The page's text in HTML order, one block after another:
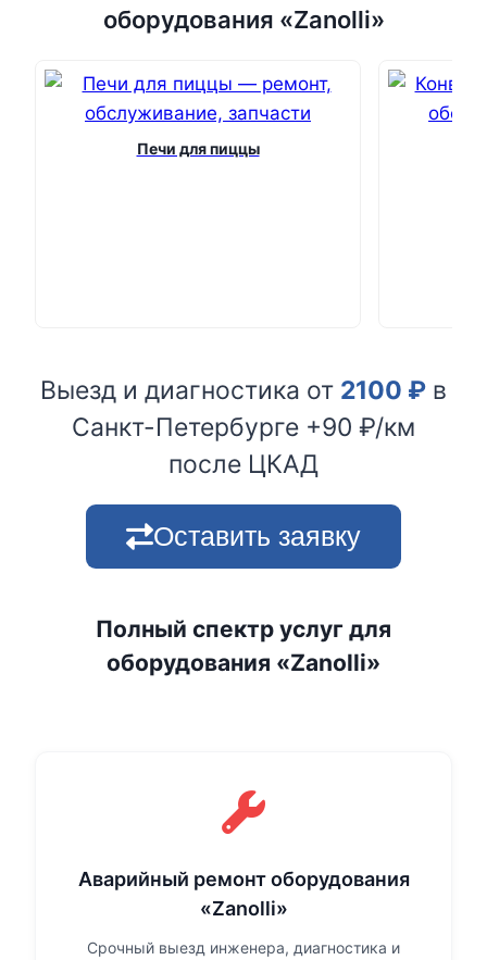
оборудования «Zanolli»
Печи для пиццы
Выезд и диагностика от 2100 ₽ в
Санкт-Петербурге +90 ₽/км
после ЦКАД
Оставить заявку
Полный спектр услуг для
оборудования «Zanolli»
Аварийный ремонт оборудования
«Zanolli»
Срочный выезд инженера, диагностика и